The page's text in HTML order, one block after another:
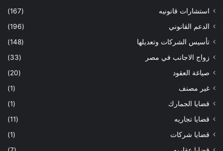
استشارات قانونيه
(167)
الدعم القانوني
(196)
تأسيس الشركات وتعديلها
(148)
زواج الاجانب في مصر
(33)
صياغة العقود
(20)
غير مصنف
(1)
قضايا الجمارك
(1)
قضايا تجاريه
(11)
قضايا شركات
(1)